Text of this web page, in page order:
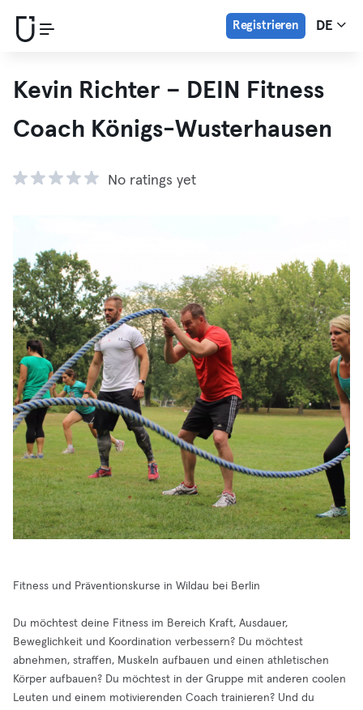
Registrieren DE
Kevin Richter – DEIN Fitness
Coach Königs-Wusterhausen
No ratings yet
Fitness und Präventionskurse in Wildau bei Berlin
Du möchtest deine Fitness im Bereich Kraft, Ausdauer,
Beweglichkeit und Koordination verbessern? Du möchtest
abnehmen, straffen, Muskeln aufbauen und einen athletischen
Körper aufbauen? Du möchtest in der Gruppe mit anderen coolen
Leuten und einem motivierenden Coach trainieren? Und du